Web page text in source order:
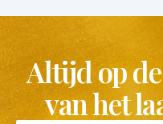
Altijd op
van het